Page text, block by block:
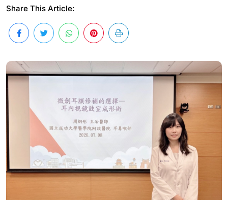
Share This Article: